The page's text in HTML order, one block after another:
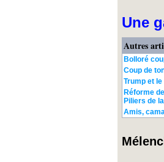
Une
Autres
Bolloré
Coup de
Trump et
Réforme
Piliers de
Amis,